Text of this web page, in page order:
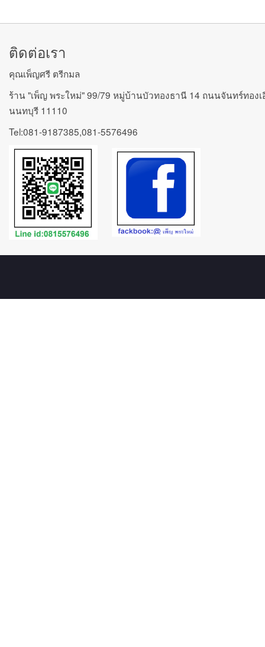
ติดต่อเรา
คุณเพ็ญศรี ตรีกมล
ร้าน "เพ็ญ พระใหม่" 99/79 หมู่บ้านบัวทองธานี 14 ถนนจันทร์ทอง
นนทบุรี 11110
Tel:081-9187385,081-5576496